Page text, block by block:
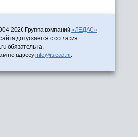
2026 Группа компаний«ЛЕДАС»
допускается с согласия
обязательна.
по адресуinfo@isicad.ru